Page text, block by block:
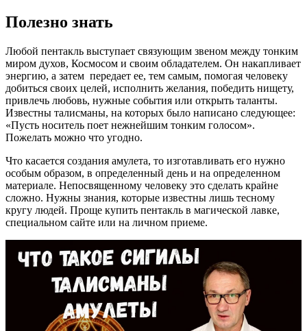
Полезно знать
Любой пентакль выступает связующим звеном между тонким
миром духов, Космосом и своим обладателем. Он накапливает
энергию, а затем передает ее, тем самым, помогая человеку
добиться своих целей, исполнить желания, победить нищету,
привлечь любовь, нужные события или открыть таланты.
Известны талисманы, на которых было написано следующее:
«Пусть носитель поет нежнейшим тонким голосом».
Пожелать можно что угодно.
Что касается создания амулета, то изготавливать его нужно
особым образом, в определенный день и на определенном
материале. Непосвященному человеку это сделать крайне
сложно. Нужны знания, которые известны лишь тесному
кругу людей. Проще купить пентакль в магической лавке,
специальном сайте или на личном приеме.